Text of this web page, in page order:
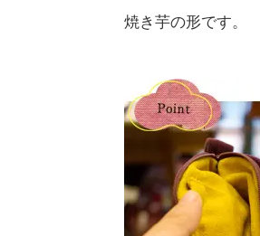
焼き芋の形です。